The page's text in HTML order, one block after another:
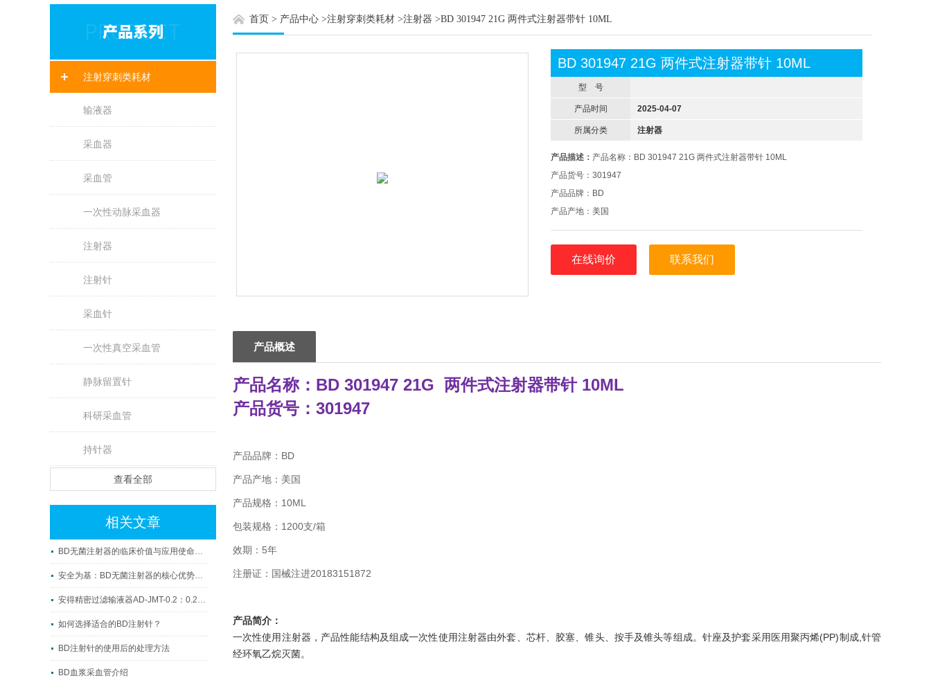
注射穿刺类耗材
输液器
采血器
采血管
一次性动脉采血器
注射器
注射针
采血针
一次性真空采血管
静脉留置针
科研采血管
持针器
查看全部
相关文章
BD无菌注射器的临床价值与应用使命解读
安全为基：BD无菌注射器的核心优势解析
安得精密过滤输液器AD-JMT-0.2：0.2μm超微过滤，临床静脉输注安全优选
如何选择适合的BD注射针？
BD注射针的使用后的处理方法
BD血浆采血管介绍
首页 > 产品中心 >注射穿刺类耗材 >注射器 >BD 301947 21G 两件式注射器带针 10ML
BD 301947 21G 两件式注射器带针 10ML
型 号
产品时间 2025-04-07
所属分类 注射器
产品描述： 产品名称：BD 301947 21G 两件式注射器带针 10ML
产品货号：301947
产品品牌：BD
产品产地：美国
产品规格：10ML
在线询价 联系我们
产品概述
产品名称：BD 301947 21G 两件式注射器带针 10ML
产品货号：301947
产品品牌：BD
产品产地：美国
产品规格：10ML
包装规格：1200支/箱
效期：5年
注册证：国械注进20183151872
产品简介：
一次性使用注射器，产品性能结构及组成一次性使用注射器由外套、芯杆、胶塞、锥头、按手及锥头等组成。针座及护套采用医用聚丙烯(PP)制成,针管
经环氧乙烷灭菌。